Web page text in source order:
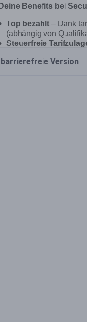
barrierefreie Version